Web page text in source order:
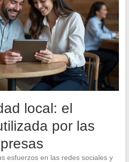
local: el
por las
esfuerzos en las redes sociales y